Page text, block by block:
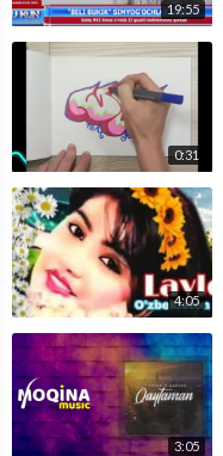
19:55
0:31
4:05
3:05